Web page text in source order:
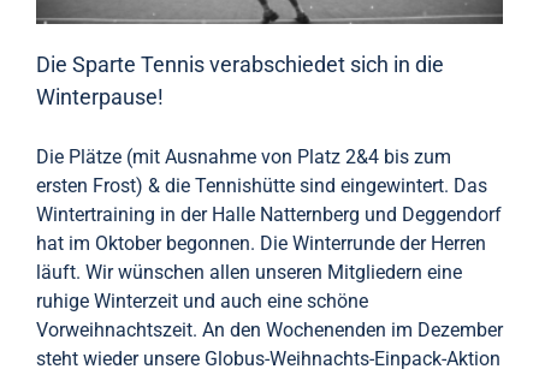
Die Sparte Tennis verabschiedet sich in die
Winterpause!
Die Plätze (mit Ausnahme von Platz 2&4 bis zum
ersten Frost) & die Tennishütte sind eingewintert. Das
Wintertraining in der Halle Natternberg und Deggendorf
hat im Oktober begonnen. Die Winterrunde der Herren
läuft. Wir wünschen allen unseren Mitgliedern eine
ruhige Winterzeit und auch eine schöne
Vorweihnachtszeit. An den Wochenenden im Dezember
steht wieder unsere Globus-Weihnachts-Einpack-Aktion